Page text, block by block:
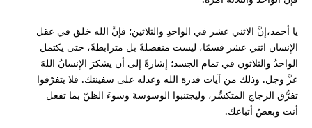
يا أحمد،إنَّ الاثني عشر في الواحدِ والثلاثين؛ فإنَّ الله خلق في عقل
الإنسان اثني عشر قسمًا، ليست منفصلةً بل مترابطةً، حتى يكتمل
الواحدُ والثلاثون في تمام الجسد؛ إشارةً إلى أن يشكرَ الإنسانُ اللهَ
عزَّ وجل. وذلك من آيات قدرة الله وعدله على سفينتك. فلا يتفرّقوا
تفرُّق الزجاج المتكسِّر، وليجتنبوا الوسوسةَ وسوءَ الظنّ بما تفعل
أنت وبعضُ أتباعك.